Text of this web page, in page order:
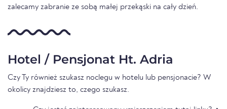
zalecamy zabranie ze sobą małej przekąski na cały dzień.
Hotel / Pensjonat Ht. Adria
Czy Ty również szukasz noclegu w hotelu lub pensjonacie? W
okolicy znajdziesz to, czego szukasz.